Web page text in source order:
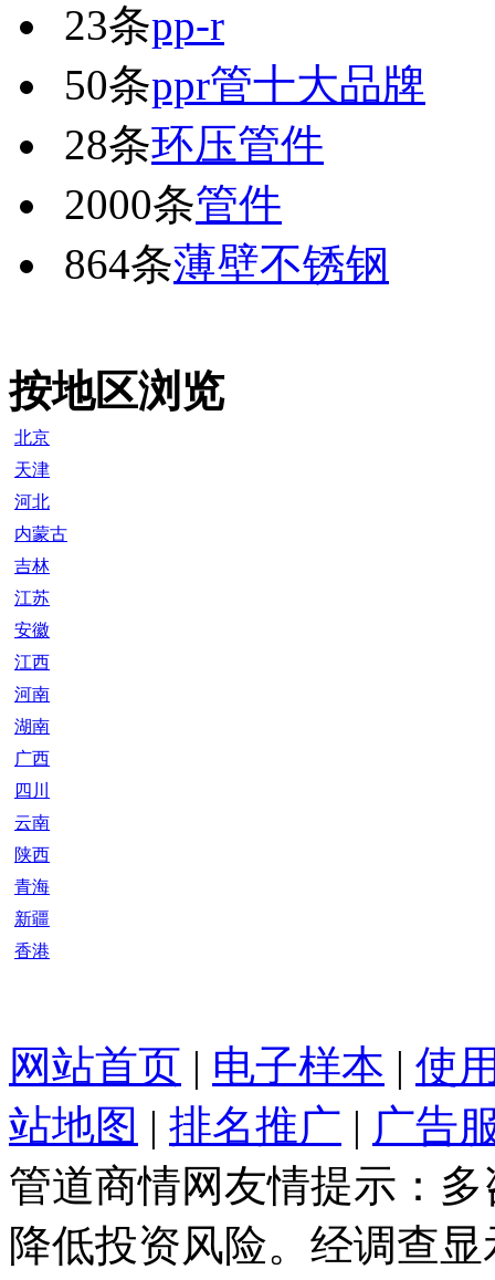
23条pp-r
50条ppr管十大品牌
28条环压管件
2000条管件
864条薄壁不锈钢
按地区浏览
北京
天津
河北
内蒙古
吉林
江苏
安徽
江西
河南
湖南
广西
四川
云南
陕西
青海
新疆
香港
网站首页 | 电子样本 | 使
站地图 | 排名推广 | 广告
管道商情网友情提示：
降低投资风险。经调查